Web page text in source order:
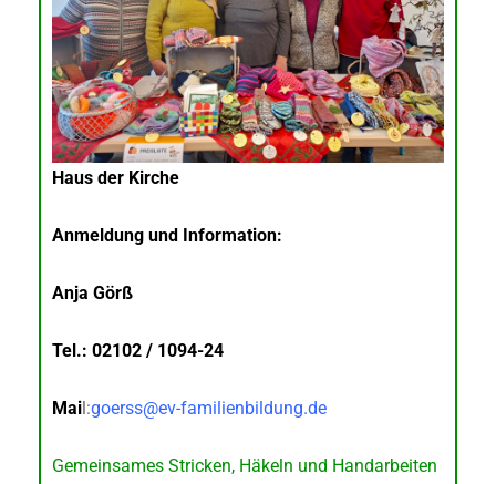
Haus der Kirche
Anmeldung und Information:
Anja Görß
Tel.: 02102 / 1094-24
Mai l:goerss@ev-familienbildung.de
Gemeinsames Stricken, Häkeln und Handarbeiten